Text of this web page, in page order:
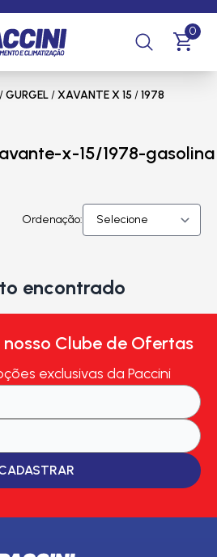
0
/GURGEL/XAVANTE X 15 /1978
x-15/1978-gasolina
Ordenação:
encontrado
Clube de Ofertas
exclusivas da Paccini